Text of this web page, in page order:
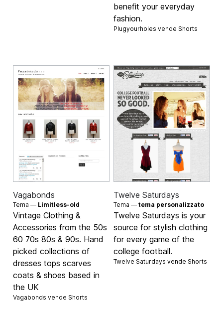
benefit your everyday
fashion.
Plugyourholes vende Shorts
Vagabonds
Tema — Limitless-old
Vintage Clothing &
Accessories from the 50s
60 70s 80s & 90s. Hand
picked collections of
dresses tops scarves
coats & shoes based in
the UK
Vagabonds vende Shorts
Twelve Saturdays
Tema — tema personalizzato
Twelve Saturdays is your
source for stylish clothing
for every game of the
college football.
Twelve Saturdays vende Shorts